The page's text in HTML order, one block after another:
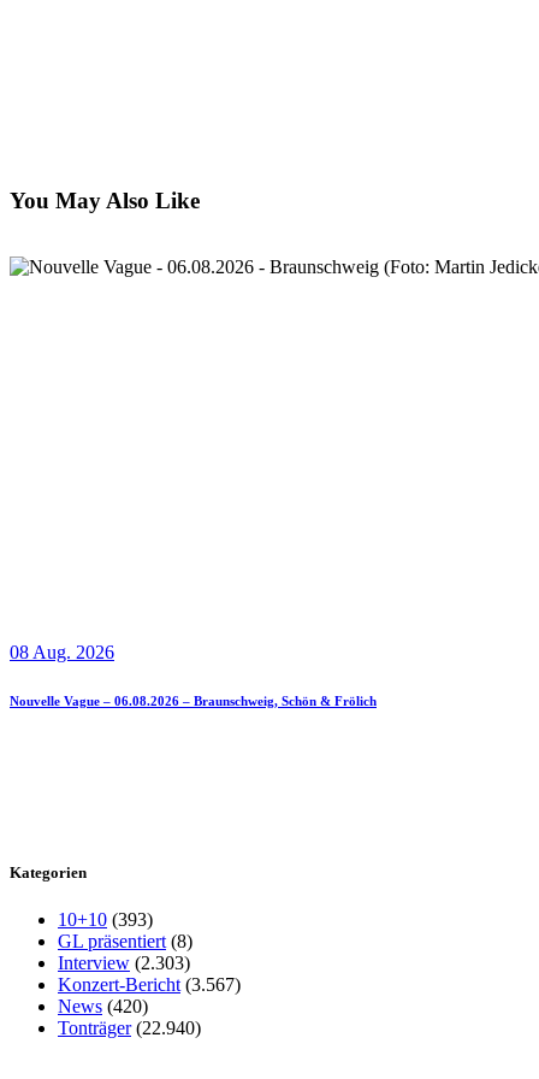
You May Also Like
08 Aug. 2026
Nouvelle Vague – 06.08.2026 – Braunschweig, Schön & Frölich
Kategorien
10+10 (393)
GL präsentiert (8)
Interview (2.303)
Konzert-Bericht (3.567)
News (420)
Tonträger(22.940)